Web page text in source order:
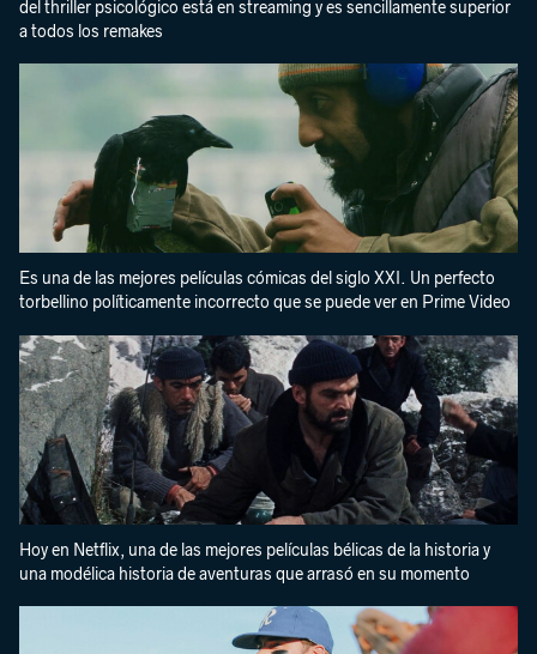
del thriller psicológico está en streaming y es sencillamente superior
a todos los remakes
Es una de las mejores películas cómicas del siglo XXI. Un perfecto
torbellino políticamente incorrecto que se puede ver en Prime Video
Hoy en Netflix, una de las mejores películas bélicas de la historia y
una modélica historia de aventuras que arrasó en su momento